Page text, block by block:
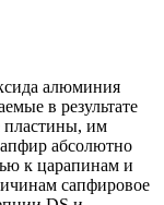
алюминия
в результате
пластины, им
абсолютно
к царапинам и
сапфировое